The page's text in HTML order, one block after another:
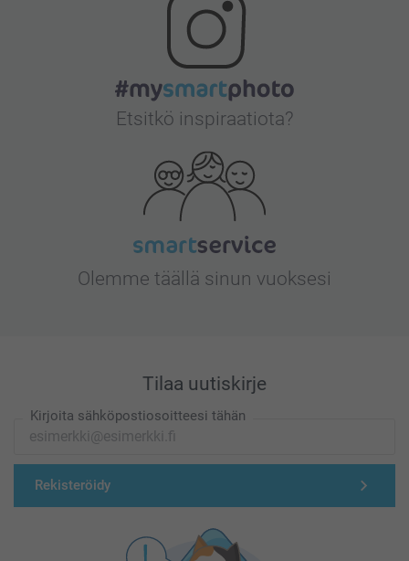
Etsitkö inspiraatiota?
Olemme täällä sinun vuoksesi
Tilaa uutiskirje
Kirjoita sähköpostiosoitteesi tähän
Rekisteröidy